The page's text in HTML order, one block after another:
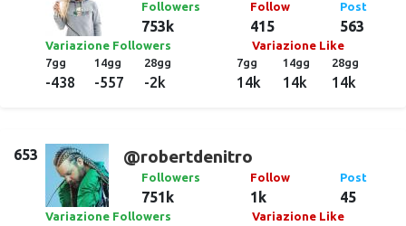
Followers
753k
Follow
415
Post
563
Variazione Followers
7gg
-438
14gg
-557
28gg
-2k
Variazione Like
7gg
14k
14gg
14k
28gg
14k
653 @robertdenitro
Followers
751k
Follow
1k
Post
45
Variazione Followers
Variazione Like